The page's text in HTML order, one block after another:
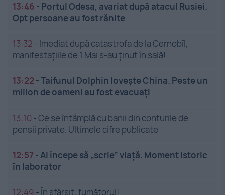
13:46 - Portul Odesa, avariat după atacul Rusiei.
Opt persoane au fost rănite
13:32 - Imediat după catastrofa de la Cernobîl,
manifestațiile de 1 Mai s-au ținut în sală!
13:22 -Taifunul Dolphin lovește China. Peste un
milion de oameni au fost evacuați
13:10 -Ce se întâmplă cu banii din conturile de
pensii private. Ultimele cifre publicate
12:57 -AI începe să „scrie” viață. Moment istoric
în laborator
12:49 -În sfârșit, fumătorul!